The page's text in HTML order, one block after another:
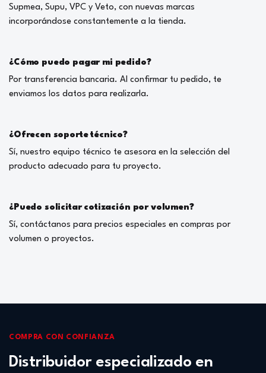
Supmea, Supu, VPC y Veto, con nuevas marcas
incorporándose constantemente a la tienda.
¿Cómo puedo pagar mi pedido?
Por transferencia bancaria. Al confirmar tu pedido, te
enviamos los datos para realizarla.
¿Ofrecen soporte técnico?
Sí, nuestro equipo técnico te asesora en la selección del
producto adecuado para tu proyecto.
¿Puedo solicitar cotización por volumen?
Sí, contáctanos para precios especiales en compras por
volumen o proyectos.
COMPRA CON CONFIANZA
Distribuidor especializado en